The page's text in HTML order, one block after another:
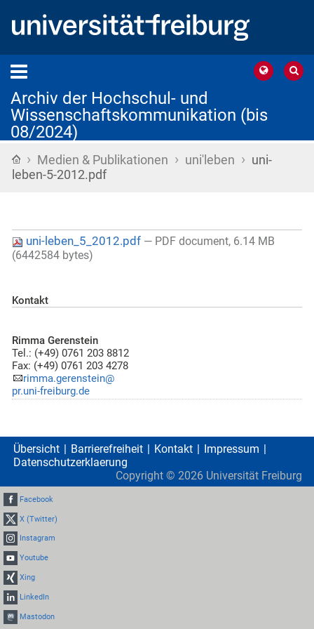
Archiv der Hochschul- und
Wissenschaftskommunikation (bis
08/2024)
Startseite
› Medien & Publikationen › uni'leben › uni-
leben-5-2012.pdf
uni-leben_5_2012.pdf — PDF document, 6.14 MB
(6442584 bytes)
Kontakt
Rimma Gerenstein
Tel.: (+49) 0761 203 8812
Fax: (+49) 0761 203 4278
rimma.gerenstein@
pr.uni-freiburg.de
Übersicht Barrierefreiheit Kontakt
Impressum
Datenschutzerklaerung
Copyright © 2026 Universität Freiburg
Facebook
X (Twitter)
Instagram
Youtube
Xing
LinkedIn
Mastodon